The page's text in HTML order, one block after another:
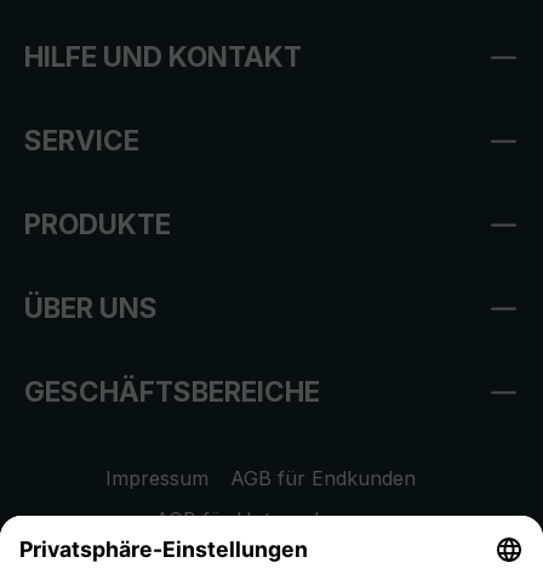
HILFE UND KONTAKT
SERVICE
PRODUKTE
ÜBER UNS
GESCHÄFTSBEREICHE
Impressum
AGB für Endkunden
AGB für Unternehmen
Datenschutzhinweis